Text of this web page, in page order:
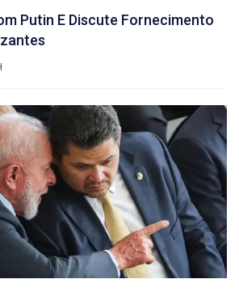
Putin E Discute Fornecimento